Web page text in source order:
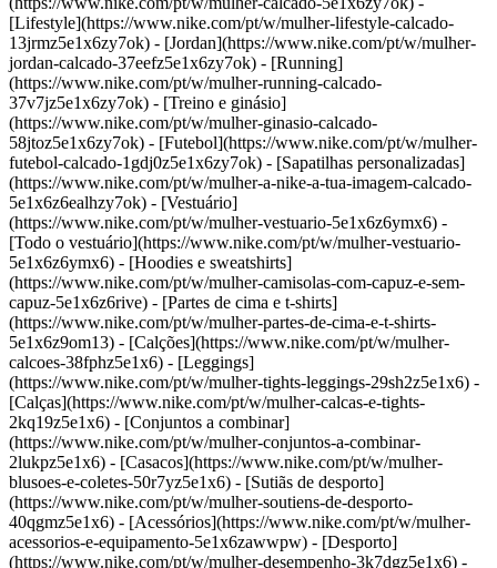
[Lifestyle](https://www.nike.com/pt/w/mulher-lifestyle-calcado-
13jrmz5e1x6zy7ok) - [Jordan](https://www.nike.com/pt/w/mulher-
jordan-calcado-37eefz5e1x6zy7ok) - [Running]
(https://www.nike.com/pt/w/mulher-running-calcado-
37v7jz5e1x6zy7ok) - [Treino e ginásio]
(https://www.nike.com/pt/w/mulher-ginasio-calcado-
58jtoz5e1x6zy7ok) - [Futebol](https://www.nike.com/pt/w/mulher-
futebol-calcado-1gdj0z5e1x6zy7ok) - [Sapatilhas personalizadas]
(https://www.nike.com/pt/w/mulher-a-nike-a-tua-imagem-calcado-
5e1x6z6ealhzy7ok) - [Vestuário]
(https://www.nike.com/pt/w/mulher-vestuario-5e1x6z6ymx6) -
[Todo o vestuário](https://www.nike.com/pt/w/mulher-vestuario-
5e1x6z6ymx6) - [Hoodies e sweatshirts]
(https://www.nike.com/pt/w/mulher-camisolas-com-capuz-e-sem-
capuz-5e1x6z6rive) - [Partes de cima e t-shirts]
(https://www.nike.com/pt/w/mulher-partes-de-cima-e-t-shirts-
5e1x6z9om13) - [Calções](https://www.nike.com/pt/w/mulher-
calcoes-38fphz5e1x6) - [Leggings]
(https://www.nike.com/pt/w/mulher-tights-leggings-29sh2z5e1x6) -
[Calças](https://www.nike.com/pt/w/mulher-calcas-e-tights-
2kq19z5e1x6) - [Conjuntos a combinar]
(https://www.nike.com/pt/w/mulher-conjuntos-a-combinar-
2lukpz5e1x6) - [Casacos](https://www.nike.com/pt/w/mulher-
blusoes-e-coletes-50r7yz5e1x6) - [Sutiãs de desporto]
(https://www.nike.com/pt/w/mulher-soutiens-de-desporto-
40qgmz5e1x6) - [Acessórios](https://www.nike.com/pt/w/mulher-
acessorios-e-equipamento-5e1x6zawwpw) - [Desporto]
(https://www.nike.com/pt/w/mulher-desempenho-3k7dgz5e1x6) -